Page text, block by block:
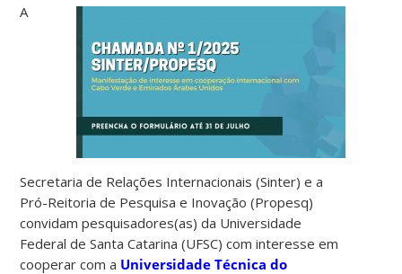
A
Secretaria de Relações Internacionais (Sinter) e a
Pró-Reitoria de Pesquisa e Inovação (Propesq)
convidam pesquisadores(as) da Universidade
Federal de Santa Catarina (UFSC) com interesse em
cooperar com a Universidade Técnica do